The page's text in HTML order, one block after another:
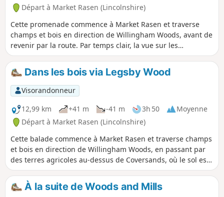
Départ à Market Rasen (Lincolnshire)
Cette promenade commence à Market Rasen et traverse
champs et bois en direction de Willingham Woods, avant de
revenir par la route. Par temps clair, la vue sur les
Lincolnshire Wolds est impressionnante et vous pourrez
peut-être apercevoir la tour radar de Claxby à l'horizon.
Dans les bois via Legsby Wood
Visorandonneur
12,99 km
+41 m -41 m 3h 50
Moyenne
Départ à Market Rasen (Lincolnshire)
Cette balade commence à Market Rasen et traverse champs
et bois en direction de Willingham Woods, en passant par
des terres agricoles au-dessus de Coversands, où le sol est
très profond et acide. Par temps clair, la vue sur les
Lincolnshire Wolds est impressionnante et tu pourras peut-
être apercevoir la tour radar de Claxby à l'horizon.
À la suite de Woods and Mills